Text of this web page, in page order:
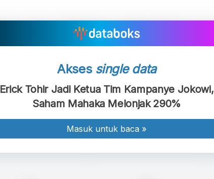
Akses single data
Erick Tohir Jadi Ketua Tim Kampanye Jokowi,
Saham Mahaka Melonjak 290%
Masuk untuk baca »